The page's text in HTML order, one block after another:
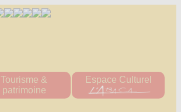
Tourisme &
patrimoine
Espace Culturel